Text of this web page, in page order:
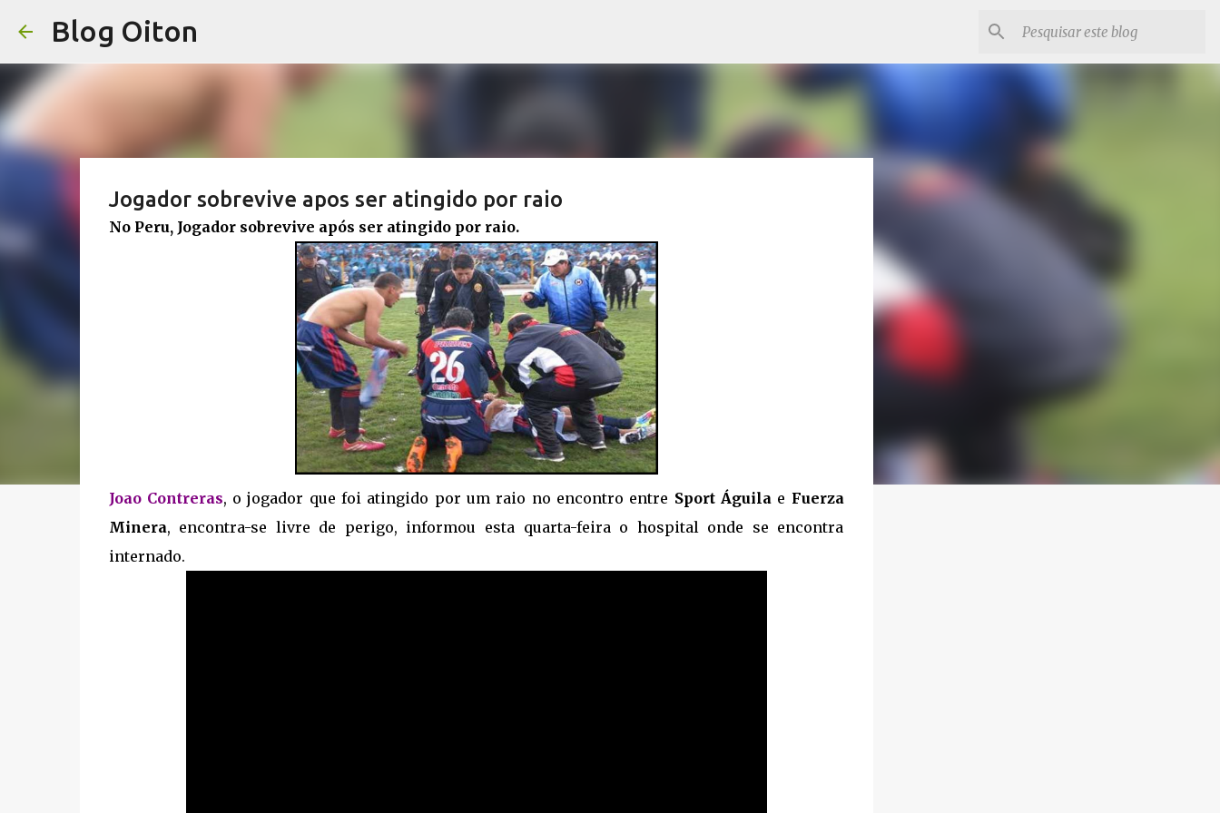
Blog Oiton
Jogador sobrevive apos ser atingido por raio
No Peru, Jogador sobrevive após ser atingido por raio.
Joao Contreras, o jogador que foi atingido por um raio no encontro entre Sport Águilae Fuerza
Minera, encontra-se livre de perigo, informou esta quarta-feira o hospital onde se encontra
internado.